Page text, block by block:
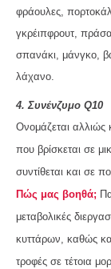
φράουλες,
γκρέιπφρουτ,
σπανάκι, μάνγκο,
λάχανο.
4. Συνένζυμο Q10
Ονομάζεται αλλιώς
που βρίσκεται σε
συντίθεται και σε
Πώς μας βοηθά;
μεταβολικές
κυττάρων, καθώς
τροφές σε τέτοια